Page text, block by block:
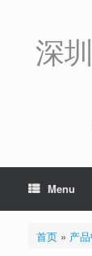
深
Menu
首页» 产